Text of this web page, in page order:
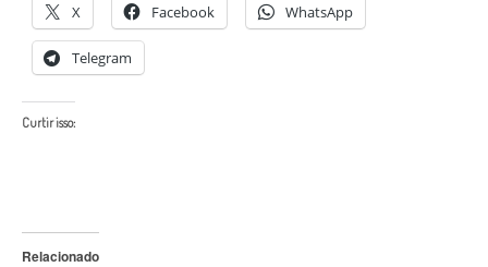
X Facebook WhatsApp
Telegram
Curtir isso:
Relacionado